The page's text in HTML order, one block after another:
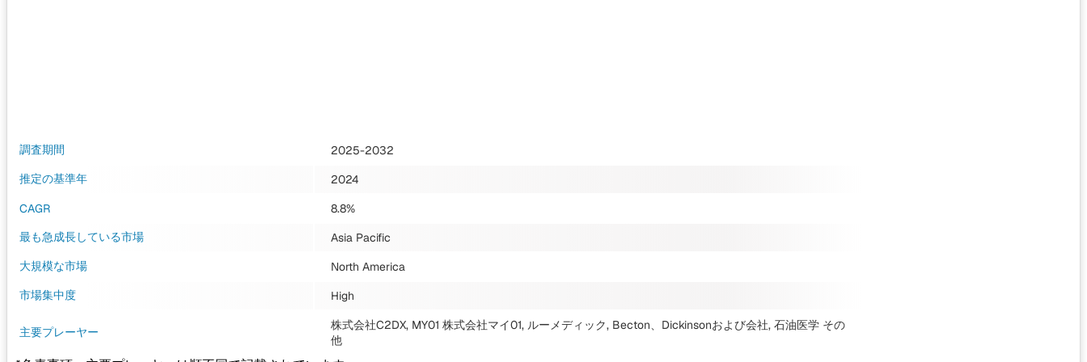
調査期間
2025-2032
推定の基準年
2024
CAGR
8.8%
最も急成長している市場
Asia Pacific
大規模な市場
North America
市場集中度
High
主要プレーヤー 株式会社C2DX, MY01 株式会社マイ01, ルーメディック, Becton、Dickinsonおよび会社, 石油医学 その
他